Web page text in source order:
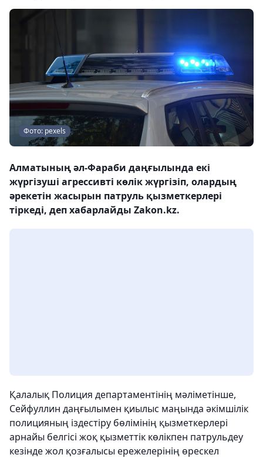
Фото: pexels
Алматының әл-Фараби даңғылында екі
жүргізуші агрессивті көлік жүргізіп, олардың
әрекетін жасырын патруль қызметкерлері
тіркеді, деп хабарлайды Zakon.kz.
Қалалық Полиция департаментінің мәліметінше,
Сейфуллин даңғылымен қиылыс маңында әкімшілік
полицияның іздестіру бөлімінің қызметкерлері
арнайы белгісі жоқ қызметтік көлікпен патрульдеу
кезінде жол қозғалысы ережелерінің өрескел